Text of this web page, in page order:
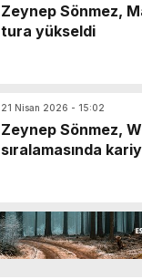
Zeynep Sönmez,
tura yükseldi
21 Nisan 2026 - 15:02
Zeynep Sönmez,
sıralamasında